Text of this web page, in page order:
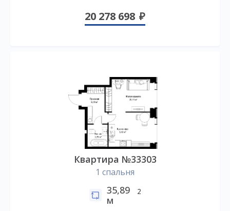
20 278 698
Квартира №33303
1 спальня
35,89
м
2